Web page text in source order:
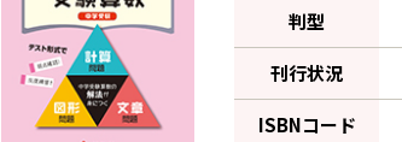
判型
刊行状況
ISBNコード